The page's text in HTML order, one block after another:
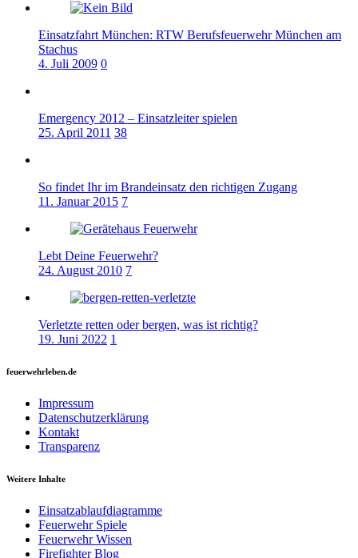
Einsatzfahrt München: RTW Berufsfeuerwehr München am
Stachus
4. Juli 2009 0
Emergency 2012 – Einsatzleiter spielen
25. April 2011 38
So findet Ihr im Brandeinsatz den richtigen Zugang
11. Januar 2015 7
Lebt Deine Feuerwehr?
24. August 2010 7
Verletzte retten oder bergen, was ist richtig?
19. Juni 2022 1
feuerwehrleben.de
Impressum
Datenschutzerklärung
Kontakt
Transparenz
Weitere Inhalte
Einsatzablaufdiagramme
Feuerwehr Spiele
Feuerwehr Wissen
Firefighter Blog